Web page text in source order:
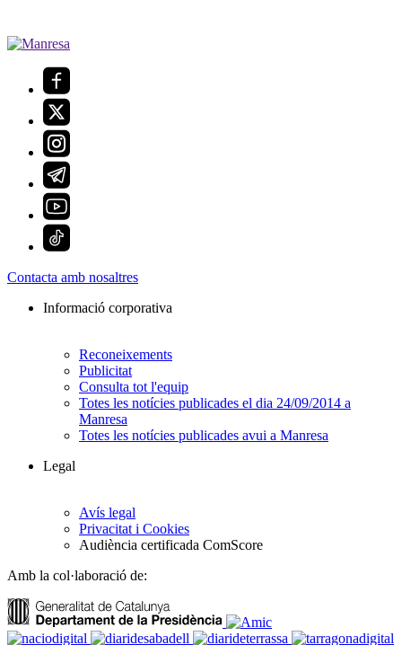
Contacta amb nosaltres
Informació corporativa
Reconeixements
Publicitat
Consulta tot l'equip
Totes les notícies publicades el dia 24/09/2014 a
Manresa
Totes les notícies publicades avui a Manresa
Legal
Avís legal
Privacitat i Cookies
Audiència certificada ComScore
Amb la col·laboració de: